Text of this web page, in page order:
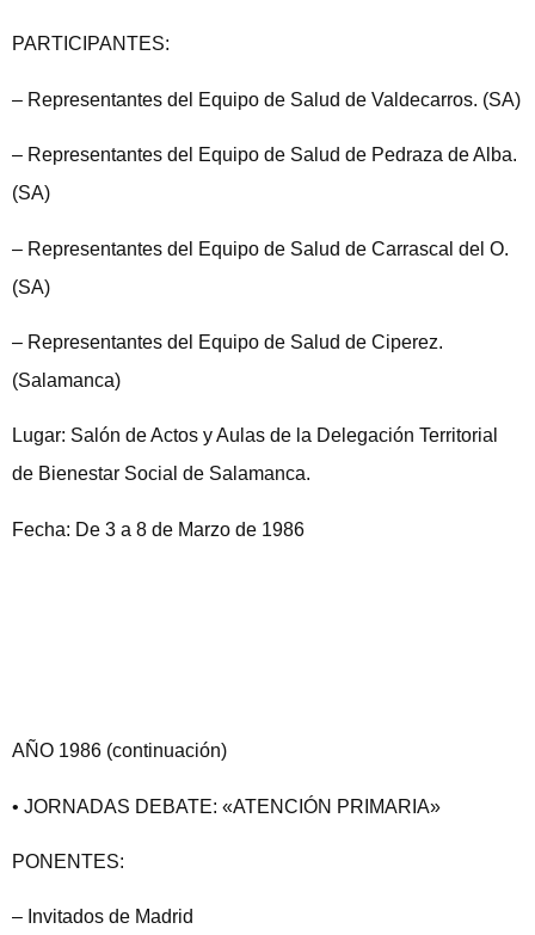
PARTICIPANTES:
– Representantes del Equipo de Salud de Valdecarros. (SA)
– Representantes del Equipo de Salud de Pedraza de Alba.
(SA)
– Representantes del Equipo de Salud de Carrascal del O.
(SA)
– Representantes del Equipo de Salud de Ciperez.
(Salamanca)
Lugar: Salón de Actos y Aulas de la Delegación Territorial
de Bienestar Social de Salamanca.
Fecha: De 3 a 8 de Marzo de 1986
AÑO 1986 (continuación)
• JORNADAS DEBATE: «ATENCIÓN PRIMARIA»
PONENTES:
– Invitados de Madrid